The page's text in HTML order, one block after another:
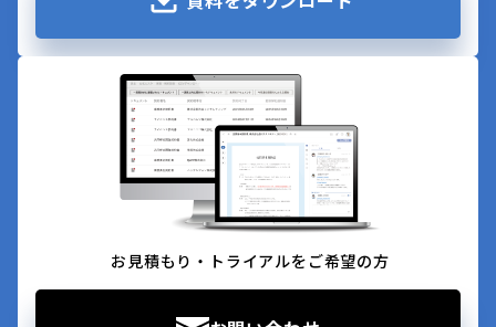
お見積もり・トライアルをご希望の方